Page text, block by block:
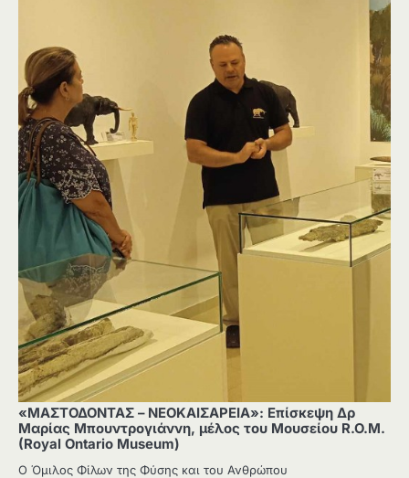
«ΜΑΣΤΟΔΟΝΤΑΣ – ΝΕΟΚΑΙΣΑΡΕΙΑ»: Επίσκεψη Δρ
Μαρίας Μπουντρογιάννη, μέλος του Μουσείου R.O.M.
(Royal Ontario Museum)
Ο Όμιλος Φίλων της Φύσης και του Ανθρώπου